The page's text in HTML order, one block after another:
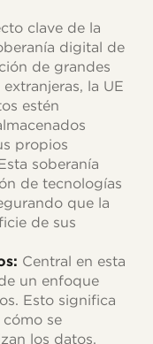
clave de la
digital de
de grandes
la UE
estén
propios
soberanía
de tecnologías
que la
de sus
Central en esta
un enfoque
Esto significa
se
los datos,